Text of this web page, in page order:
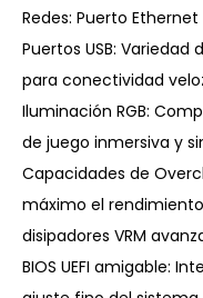
Redes: Puerto
Puertos USB: Variedad
para conectividad
Iluminación RGB:
de juego inmersiva y
Capacidades de
máximo el
disipadores VRM
BIOS UEFI amigable: